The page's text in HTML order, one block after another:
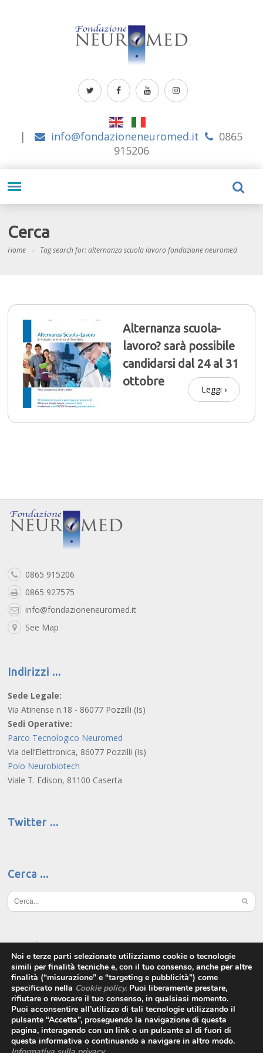
| info@fondazioneneuromed.it
0865
915206
Cerca
Home Tag search for: alternanza scuola lavoro fondazione neuromed
Alternanza scuola-
lavoro? sarà possibile
candidarsi dal 24 al 31
ottobre
Leggi ›
0865 915206
0865 927575
info@fondazioneneuromed.it
See Map
Indirizzi
Sede Legale:
Via Atinense n.18 - 86077 Pozzilli (Is)
Sedi Operative:
Parco Tecnologico Neuromed
Via dell’Elettronica, 86077 Pozzilli (Is)
Polo Neurobiotech
Viale T. Edison, 81100 Caserta
Twitter
Cerca
Social
Noi e terze parti selezionate utilizziamo cookie o tecnologie
simili per finalità tecniche e, con il tuo consenso, anche per altre
finalità (“misurazione” e “targeting e pubblicità”) come
specificato nella Cookie policy. Puoi liberamente prestare,
rifiutare o revocare il tuo consenso, in qualsiasi momento.
Puoi acconsentire all’utilizzo di tali tecnologie utilizzando il
pulsante “Accetta”, proseguendo la navigazione di questa
pagina, interagendo con un link o un pulsante al di fuori di
questa informativa o continuando a navigare in altro modo.